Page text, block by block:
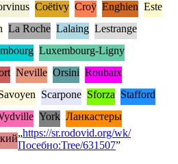
Coëtivy Croÿ Enghien Este
La Roche Lalaing Lestrange
Luxembourg-Ligny
Neville Orsini Roubaix
Scarpone Sforza Stafford
York Ланкастеры
„https://sr.rodovid.org/wk/
Посебно:Tree/631507”